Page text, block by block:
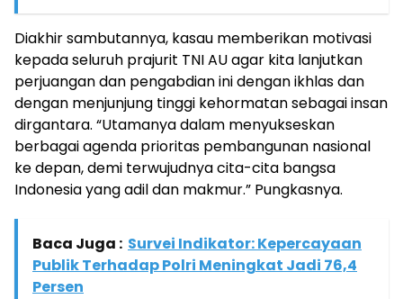
Diakhir sambutannya, kasau memberikan motivasi
kepada seluruh prajurit TNI AU agar kita lanjutkan
perjuangan dan pengabdian ini dengan ikhlas dan
dengan menjunjung tinggi kehormatan sebagai insan
dirgantara. “Utamanya dalam menyukseskan
berbagai agenda prioritas pembangunan nasional
ke depan, demi terwujudnya cita-cita bangsa
Indonesia yang adil dan makmur.” Pungkasnya.
Baca Juga : Survei Indikator: Kepercayaan
Publik Terhadap Polri Meningkat Jadi 76,4
Persen